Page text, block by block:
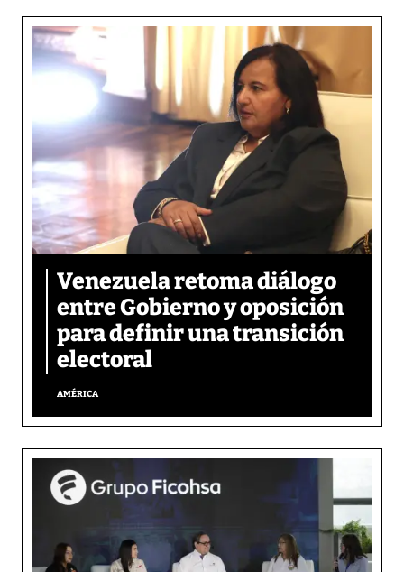
Venezuela retoma diálogo
entre Gobierno y oposición
para definir una transición
electoral
AMÉRICA